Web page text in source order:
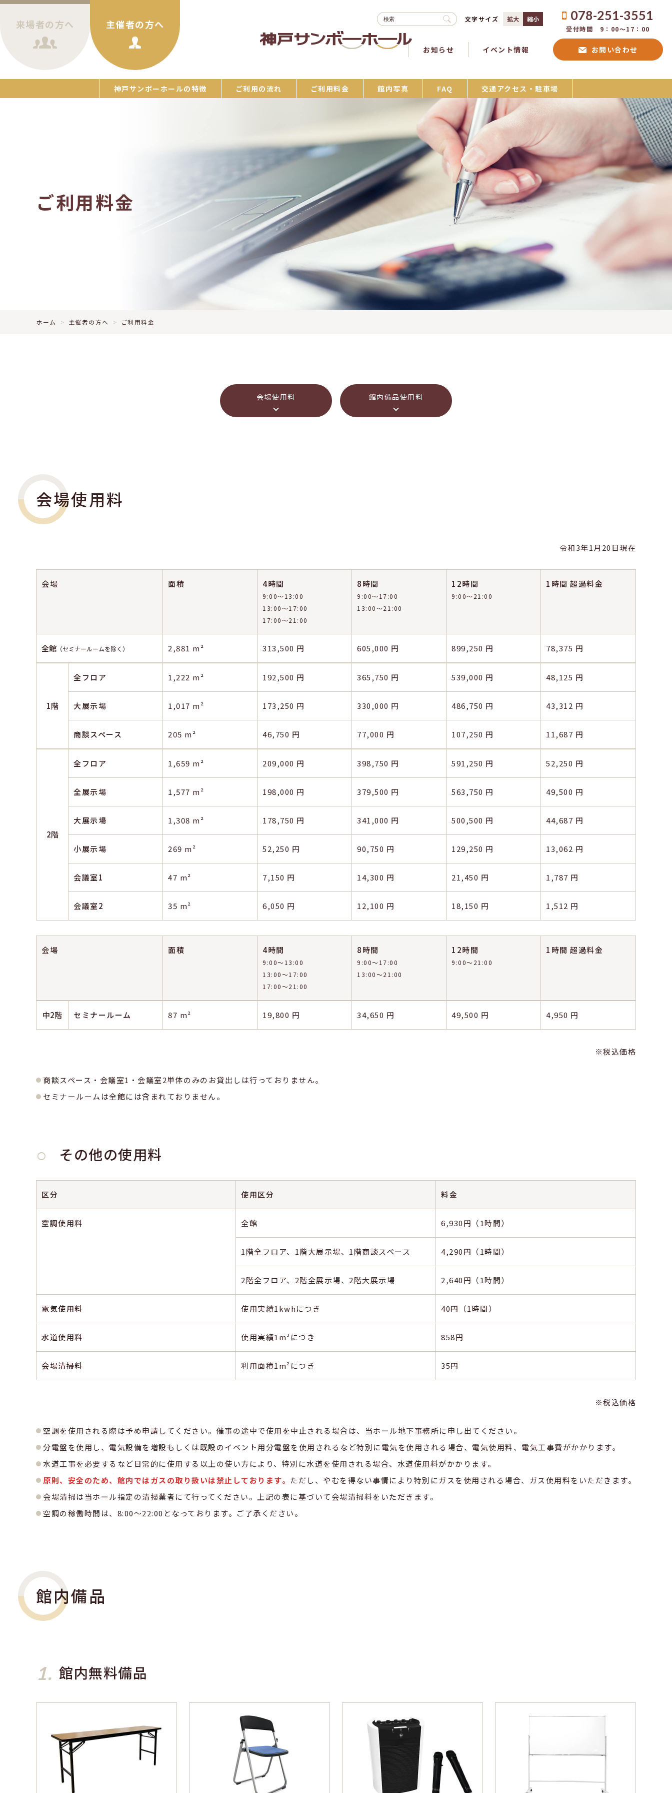
来場者の方へ 主催者の方へ 文字サイズ 拡大 縮小
神戸サンボーホールの特徴 ご利用の流れ ご利用料金 館内写真 FAQ 交通アクセス・駐車場
お知らせ イベント情報
078-251-3551
受付時間 9：00〜17：00
お問い合わせ
ご利用料金
ホーム 主催者の方へ ご利用料金
会場使用料 館内備品使用料
会場使用料
令和3年1月20日現在
会場 面積 4時間
9:00〜13:00
13:00〜17:00
17:00〜21:00
8時間
9:00〜17:00
13:00〜21:00
12時間
9:00〜21:00
1時間 超過料金
全館 （セミナールームを除く） 2,881 m² 313,500 円 605,000 円 899,250 円 78,375 円
1階
全フロア 1,222 m² 192,500 円 365,750 円 539,000 円 48,125 円
大展示場 1,017 m² 173,250 円 330,000 円 486,750 円 43,312 円
商談スペース 205 m² 46,750 円 77,000 円 107,250 円 11,687 円
2階
全フロア 1,659 m² 209,000 円 398,750 円 591,250 円 52,250 円
全展示場 1,577 m² 198,000 円 379,500 円 563,750 円 49,500 円
大展示場 1,308 m² 178,750 円 341,000 円 500,500 円 44,687 円
小展示場 269 m² 52,250 円 90,750 円 129,250 円 13,062 円
会議室1 47 m² 7,150 円 14,300 円 21,450 円 1,787 円
会議室2 35 m² 6,050 円 12,100 円 18,150 円 1,512 円
会場 面積 4時間
9:00〜13:00
13:00〜17:00
17:00〜21:00
8時間
9:00〜17:00
13:00〜21:00
12時間
9:00〜21:00
1時間 超過料金
中2階 セミナールーム 87 m² 19,800 円 34,650 円 49,500 円 4,950 円
※税込価格
商談スペース・会議室1・会議室2単体のみのお貸出しは行っておりません。
セミナールームは全館には含まれておりません。
○ その他の使用料
区分 使用区分 料金
空調使用料 全館 6,930円（1時間）
1階全フロア、1階大展示場、1階商談スペース 4,290円（1時間）
2階全フロア、2階全展示場、2階大展示場 2,640円（1時間）
電気使用料 使用実績1kwhにつき 40円（1時間）
水道使用料 使用実績1m³につき 858円
会場清掃料 利用面積1m²につき 35円
※税込価格
空調を使用される際は予め申請してください。催事の途中で使用を中止される場合は、当ホール地下事務所に申し出てください。
分電盤を使用し、電気設備を増設もしくは既設のイベント用分電盤を使用されるなど特別に電気を使用される場合、電気使用料、電気工事費がかかります。
水道工事を必要するなど日常的に使用する以上の使い方により、特別に水道を使用される場合、水道使用料がかかります。
原則、安全のため、館内ではガスの取り扱いは禁止しております。 ただし、やむを得ない事情により特別にガスを使用される場合、ガス使用料をいただきます。
会場清掃は当ホール指定の清掃業者にて行ってください。上記の表に基づいて会場清掃料をいただきます。
空調の稼働時間は、8:00〜22:00となっております。ご了承ください。
館内備品
1. 館内無料備品